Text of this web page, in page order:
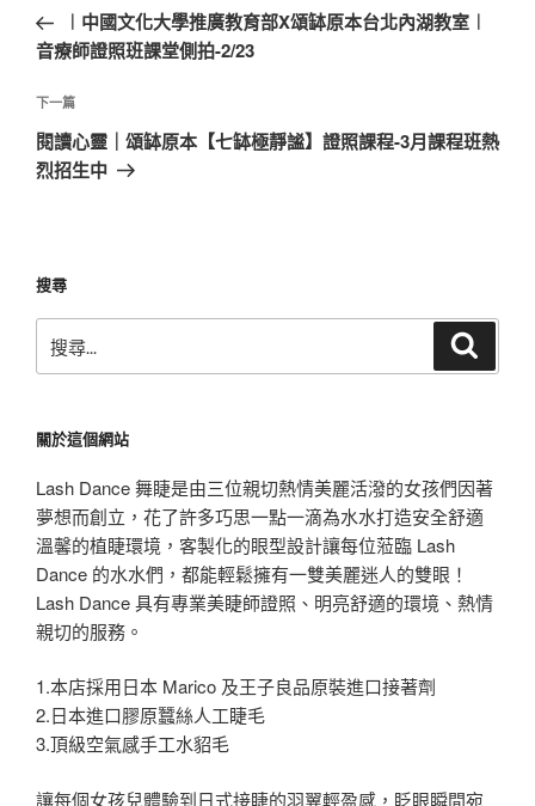
導
覽
一
篇
章
︱中國文化大學推廣教育部X頌缽原本台北內湖教室︱
音療師證照班課堂側拍-2/23
下
一
篇
下一篇
閱讀心靈｜頌缽原本【七缽極靜謐】證照課程-3月課程班熱
烈招生中
搜尋
尋
字:
關於這個網站
Lash Dance 舞睫是由三位親切熱情美麗活潑的女孩們因著
夢想而創立，花了許多巧思一點一滴為水水打造安全舒適
溫馨的植睫環境，客製化的眼型設計讓每位蒞臨 Lash
Dance 的水水們，都能輕鬆擁有一雙美麗迷人的雙眼！
Lash Dance 具有專業美睫師證照、明亮舒適的環境、熱情
親切的服務。
1.本店採用日本 Marico 及王子良品原裝進口接著劑
2.日本進口膠原蠶絲人工睫毛
3.頂級空氣感手工水貂毛
讓每個女孩兒體驗到日式接睫的羽翼輕盈感，眨眼瞬間宛